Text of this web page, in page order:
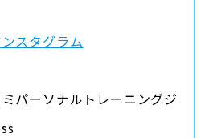
スタグラム
パーソナルトレーニングジ